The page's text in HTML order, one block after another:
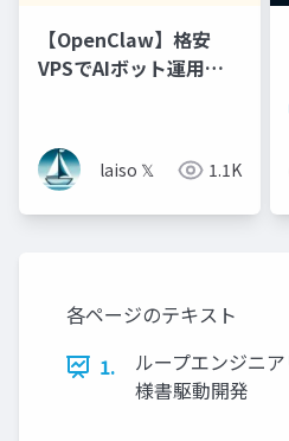
【OpenClaw】格安
VPSでAIボット運用基
laiso 𝕏 1.1K
各ページのテキスト
1.
ループエンジニ
様書駆動開発